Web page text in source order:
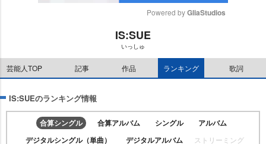
t
e
Powered by GliaStudios
IS:SUE
いっしゅ
芸能人TOP 記事 作品 ランキング 歌詞
IS:SUEのランキング情報
合算シングル 合算アルバム シングル
アルバム
デジタルシングル（単曲）
デジタルアルバム
ストリーミング